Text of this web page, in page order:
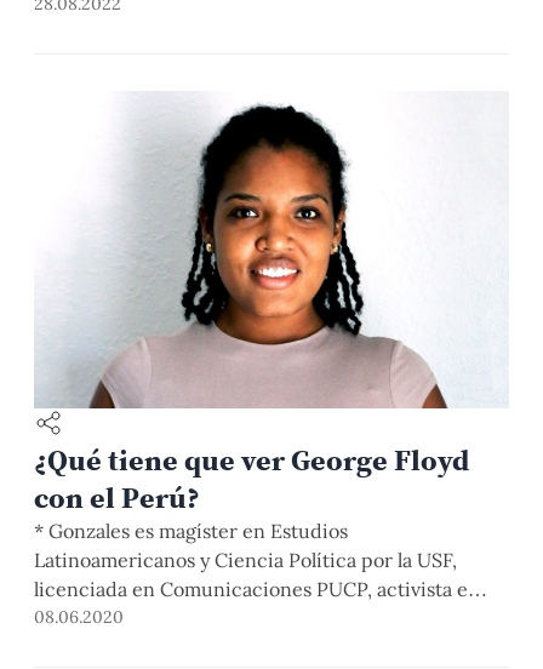
Maestría en Relaciones Internacionales y de la
¿Qué tiene que ver George Floyd
con el Perú?
* Gonzales es magíster en Estudios
Latinoamericanos y Ciencia Política por la USF,
licenciada en Comunicaciones PUCP, activista e
investigadora en género, diversidad étnico-racial e
08.06.2020